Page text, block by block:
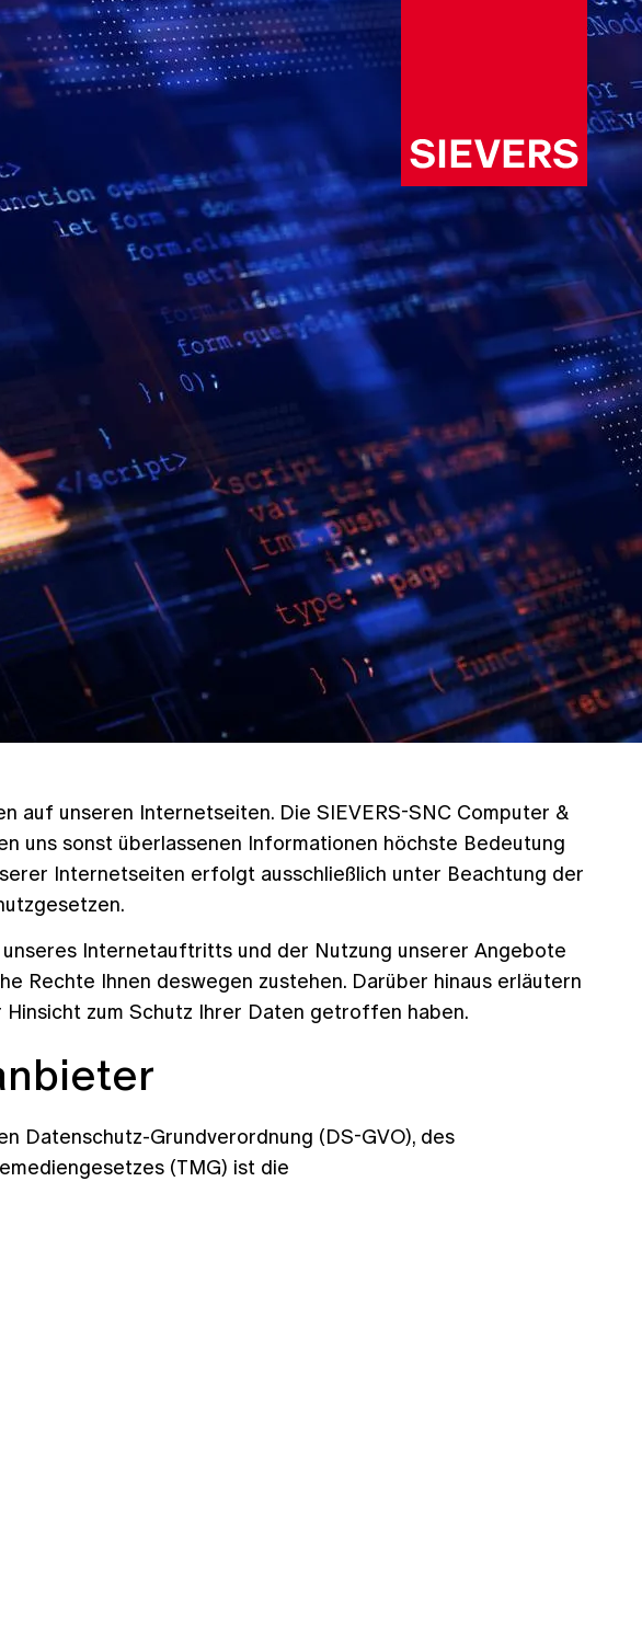
unseren Internetseiten. Die SIEVERS-SNC Computer &
uns sonst überlassenen Informationen höchste Bedeutung
Internetseiten erfolgt ausschließlich unter Beachtung der
Internetauftritts und der Nutzung unserer Angebote
Rechte Ihnen deswegen zustehen. Darüber hinaus erläutern
zum Schutz Ihrer Daten getroffen haben.
Datenschutz-Grundverordnung (DS-GVO), des
(TMG) ist die